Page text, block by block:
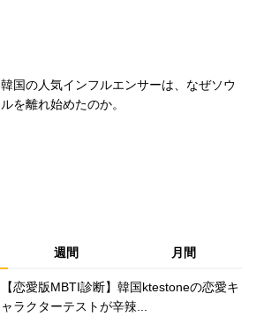
韓国の人気インフルエンサーは、なぜソウ
ルを離れ始めたのか。
週間 月間
【恋愛版MBTI診断】韓国ktestoneの恋愛キ
ャラクターテストが辛辣...